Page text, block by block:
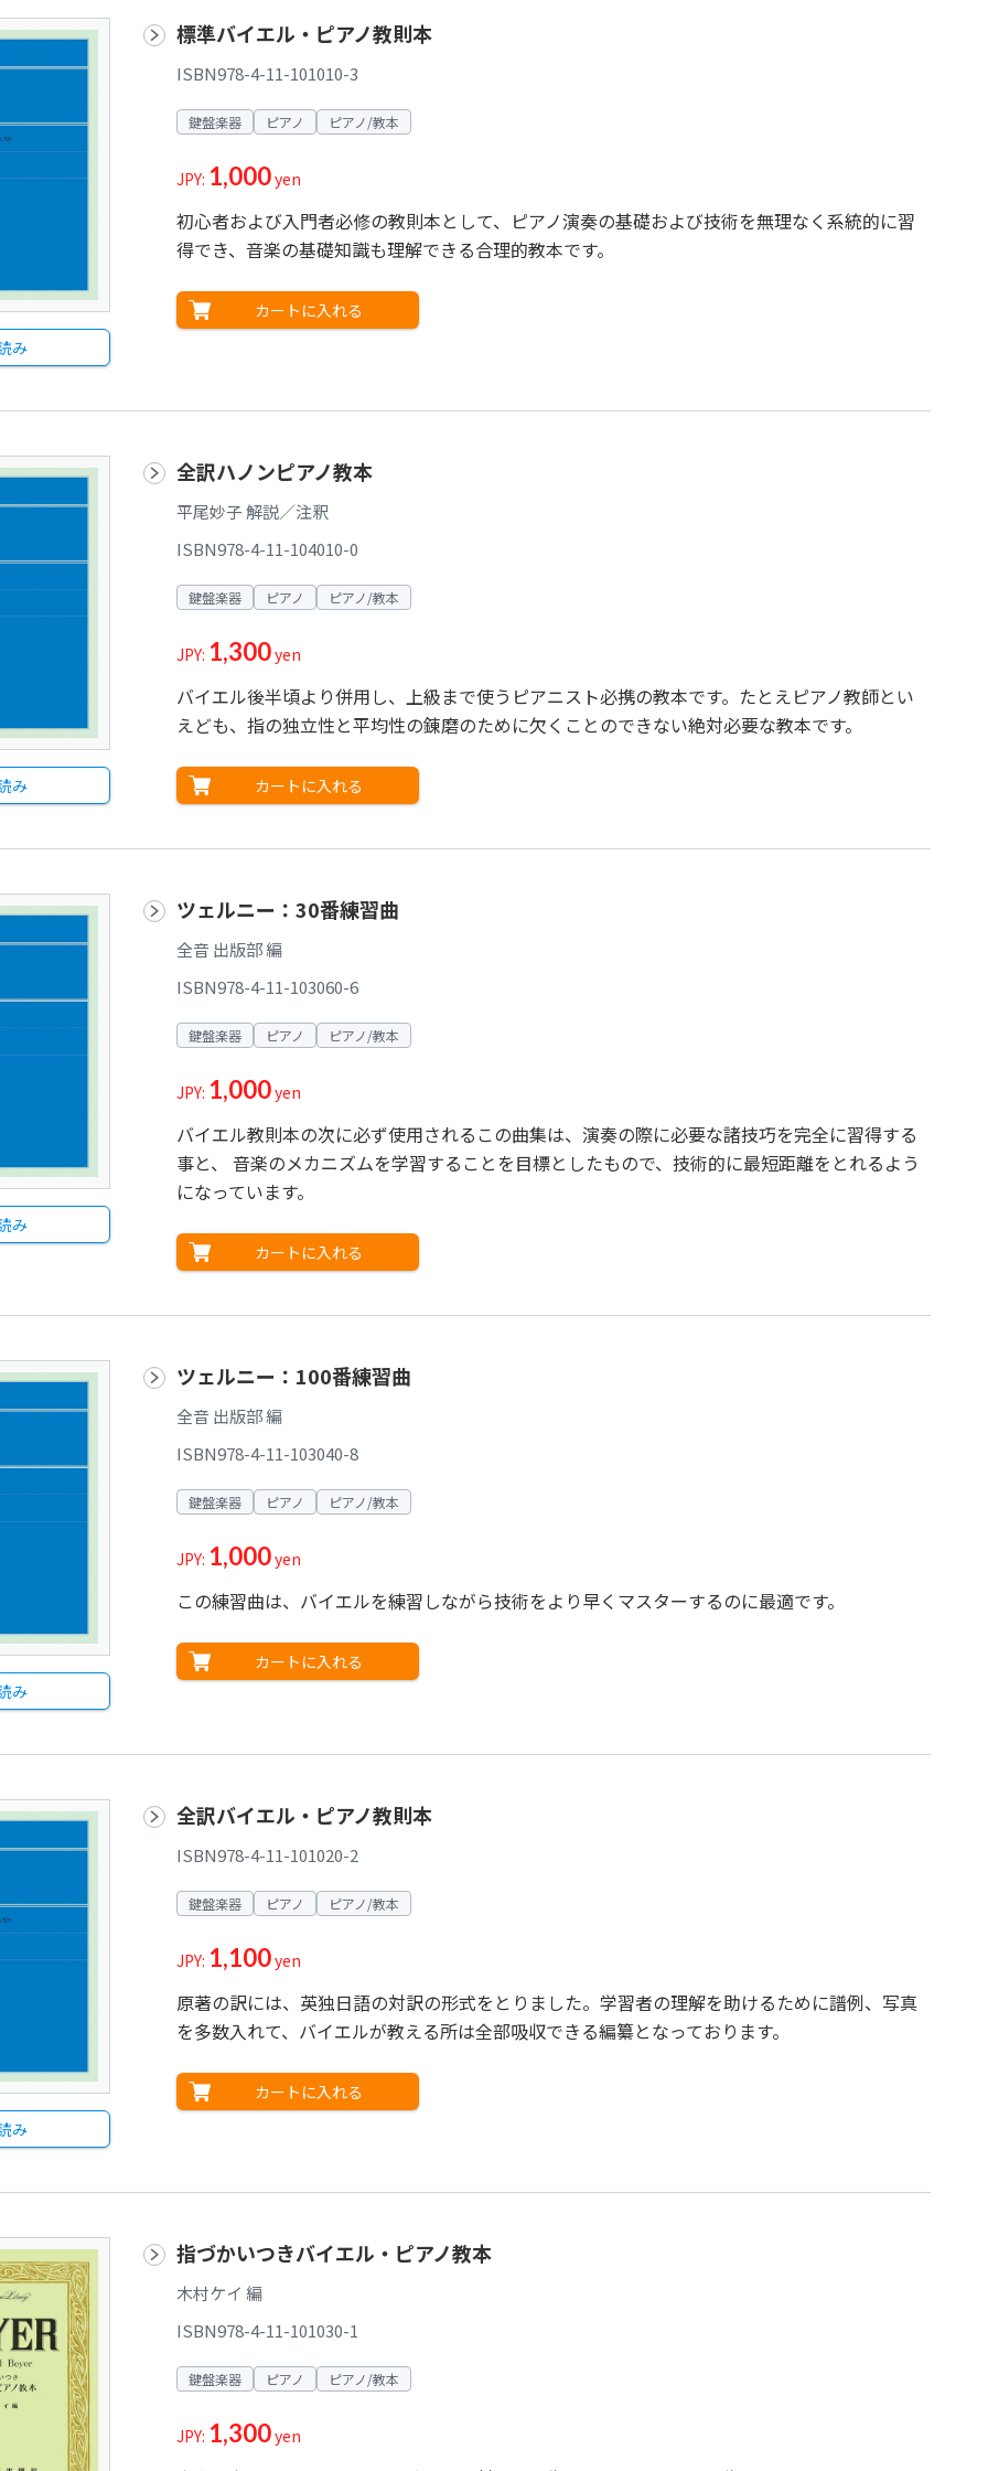
み
標準バイエル・ピアノ教則本
ISBN978-4-11-101010-3
鍵盤楽器 ピアノ ピアノ/教本
JPY: 1,000yen
初心者および入門者必修の教則本として、ピアノ演奏の基礎および技術を無理なく系統的に習
得でき、音楽の基礎知識も理解できる合理的教本です。
カートに入れる
み
全訳ハノンピアノ教本
平尾妙子 解説／注釈
ISBN978-4-11-104010-0
鍵盤楽器 ピアノ ピアノ/教本
JPY: 1,300yen
バイエル後半頃より併用し、上級まで使うピアニスト必携の教本です。たとえピアノ教師とい
えども、指の独立性と平均性の錬磨のために欠くことのできない絶対必要な教本です。
カートに入れる
み
ツェルニー：30番練習曲
全音 出版部 編
ISBN978-4-11-103060-6
鍵盤楽器 ピアノ ピアノ/教本
JPY: 1,000yen
バイエル教則本の次に必ず使用されるこの曲集は、演奏の際に必要な諸技巧を完全に習得する
事と、 音楽のメカニズムを学習することを目標としたもので、技術的に最短距離をとれるよう
になっています。
カートに入れる
み
ツェルニー：100番練習曲
全音 出版部 編
ISBN978-4-11-103040-8
鍵盤楽器 ピアノ ピアノ/教本
JPY: 1,000yen
この練習曲は、バイエルを練習しながら技術をより早くマスターするのに最適です。
カートに入れる
み
全訳バイエル・ピアノ教則本
ISBN978-4-11-101020-2
鍵盤楽器 ピアノ ピアノ/教本
JPY: 1,100yen
原著の訳には、英独日語の対訳の形式をとりました。学習者の理解を助けるために譜例、写真
を多数入れて、バイエルが教える所は全部吸収できる編纂となっております。
カートに入れる
指づかいつきバイエル・ピアノ教本
木村ケイ 編
ISBN978-4-11-101030-1
鍵盤楽器 ピアノ ピアノ/教本
JPY: 1,300yen